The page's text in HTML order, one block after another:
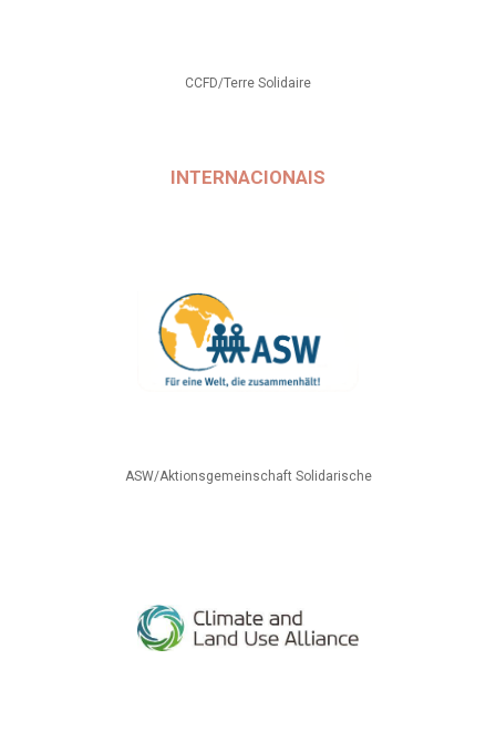
CCFD/Terre Solidaire
INTERNACIONAIS
ASW/Aktionsgemeinschaft Solidarische